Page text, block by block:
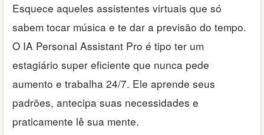
Esquece aqueles assistentes virtuais que só
sabem tocar música e te dar a previsão do tempo.
O IA Personal Assistant Pro é tipo ter um
estagiário super eficiente que nunca pede
aumento e trabalha 24/7. Ele aprende seus
padrões, antecipa suas necessidades e
praticamente lê sua mente.